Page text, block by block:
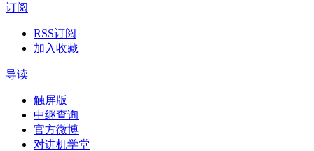
订阅
RSS订阅
加入收藏
导读
触屏版
中继查询
官方微博
对讲机学堂